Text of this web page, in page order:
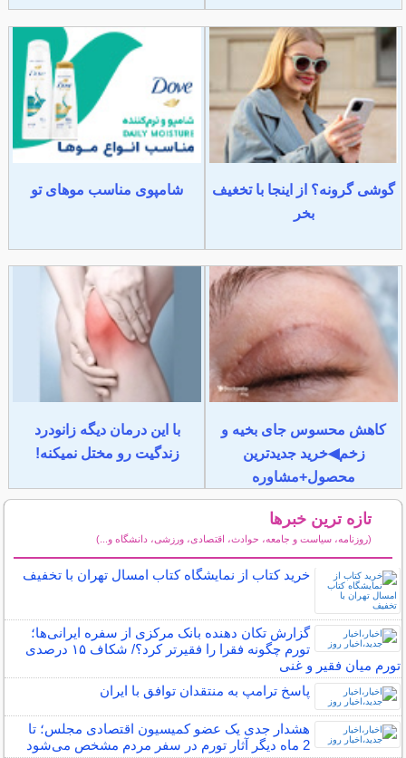
گوشی گرونه؟ از اینجا با تخغیف
بخر
شامپوی مناسب موهای تو
کاهش محسوس جای بخیه و
زخم◀خرید جدیدترین
محصول+مشاوره
با این درمان دیگه زانودرد
زندگیت رو مختل نمیکنه!
تازه ترین خبرها
(روزنامه، سیاست و جامعه، حوادث، اقتصادی، ورزشی، دانشگاه و...)
خرید کتاب از نمایشگاه کتاب امسال تهران با تخفیف
گزارش تکان‌ دهنده بانک مرکزی از سفره ایرانی‌ها؛
تورم چگونه فقرا را فقیرتر کرد؟/ شکاف ۱۵ درصدی
تورم میان فقیر و غنی
پاسخ ترامپ به منتقدان توافق با ایران
هشدار جدی یک عضو کمیسیون اقتصادی مجلس؛ تا
2 ماه دیگر آثار تورم در سفر مردم مشخص می‌شود